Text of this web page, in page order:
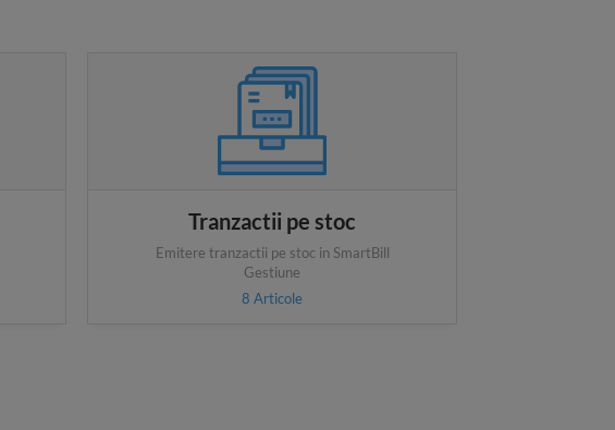
Tranzactii pe stoc
Emitere tranzactii pe stoc in SmartBill
Gestiune
8 Articole